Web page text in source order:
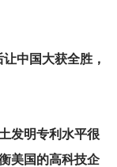
中国大获全胜，
发明专利水平很
美国的高科技企